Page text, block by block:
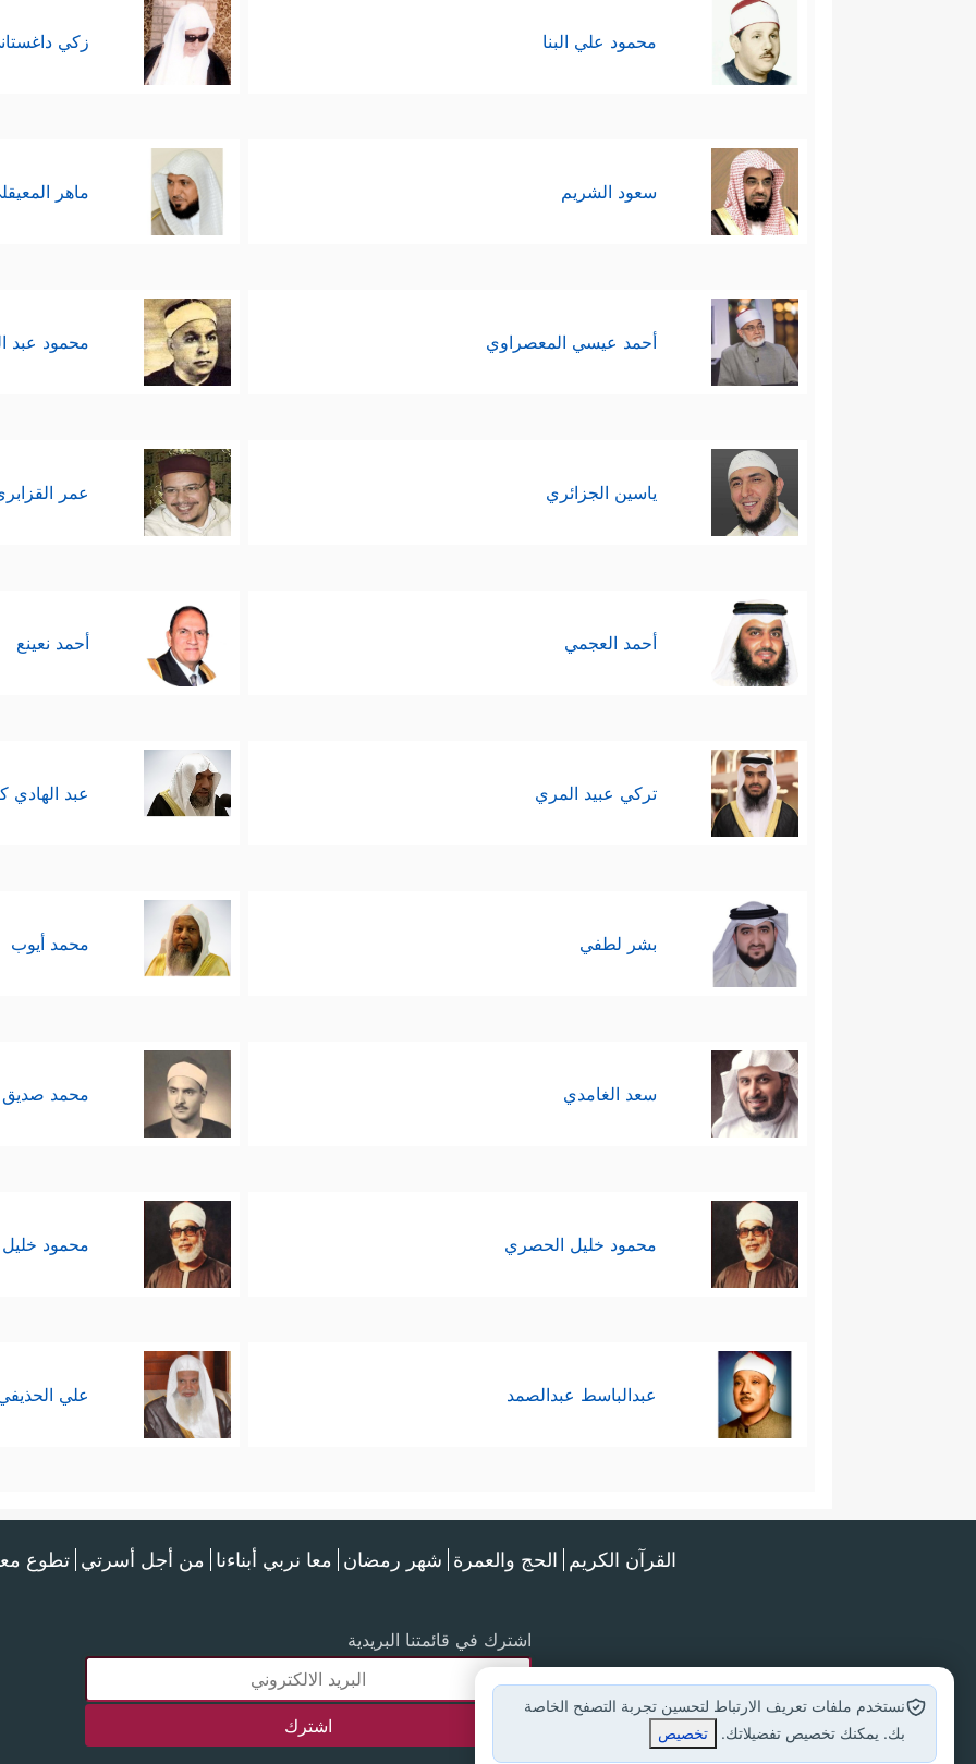
محمود علي البنا زكي
سعود الشريم ماهر
أحمد عيسي المعصراوي محمود عبد
ياسين الجزائري عمر
أحمد العجمي أحمد نعينع
تركي عبيد المري عبد الهادي
بشر لطفي محمد أيوب
سعد الغامدي محمد صديق
محمود خليل الحصري محمود
عبدالباسط عبدالصمد علي
القرآن الكريم الحج والعمرة شهر رمضان معا نربي أبناءنا من أجل أسرتي تطوع
اشترك في قائمتنا البريدية
نستخدم ملفات تعريف الارتباط لتحسين تجربة التصفح الخاصة
بك. يمكنك تخصيص تفضيلاتك.
تخصيص